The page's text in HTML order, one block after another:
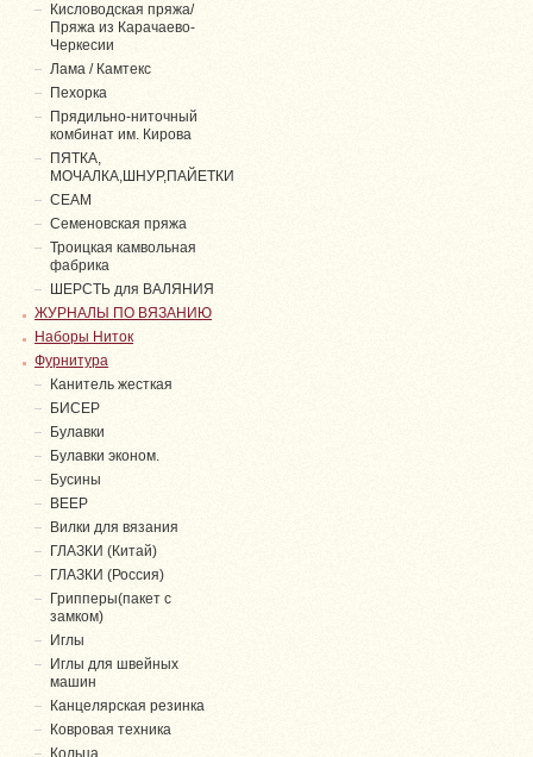
Кисловодская пряжа/
Пряжа из Карачаево-
Черкесии
Лама / Камтекс
Пехорка
Прядильно-ниточный
комбинат им. Кирова
ПЯТКА,
МОЧАЛКА,ШНУР,ПАЙЕТКИ
СЕАМ
Семеновская пряжа
Троицкая камвольная
фабрика
ШЕРСТЬ для ВАЛЯНИЯ
ЖУРНАЛЫ ПО ВЯЗАНИЮ
Наборы Ниток
Фурнитура
Канитель жесткая
БИСЕР
Булавки
Булавки эконом.
Бусины
ВЕЕР
Вилки для вязания
ГЛАЗКИ (Китай)
ГЛАЗКИ (Россия)
Грипперы(пакет с
замком)
Иглы
Иглы для швейных
машин
Канцелярская резинка
Ковровая техника
Кольца